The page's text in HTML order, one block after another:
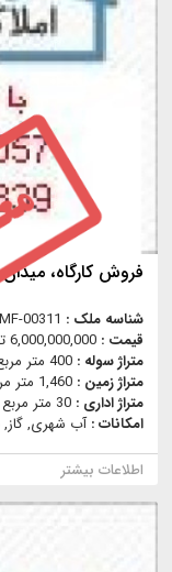
فروش كارگاه،
شناسه ملک : 00311
قیمت : 6,000,000,000 تومان
متراژ سوله : 400 متر مربع
متراژ زمین : 1,460 متر مربع
متراژ اداری : 30 متر مربع
امکانات :آب شهری, گاز,
اطلاعات بیشتر